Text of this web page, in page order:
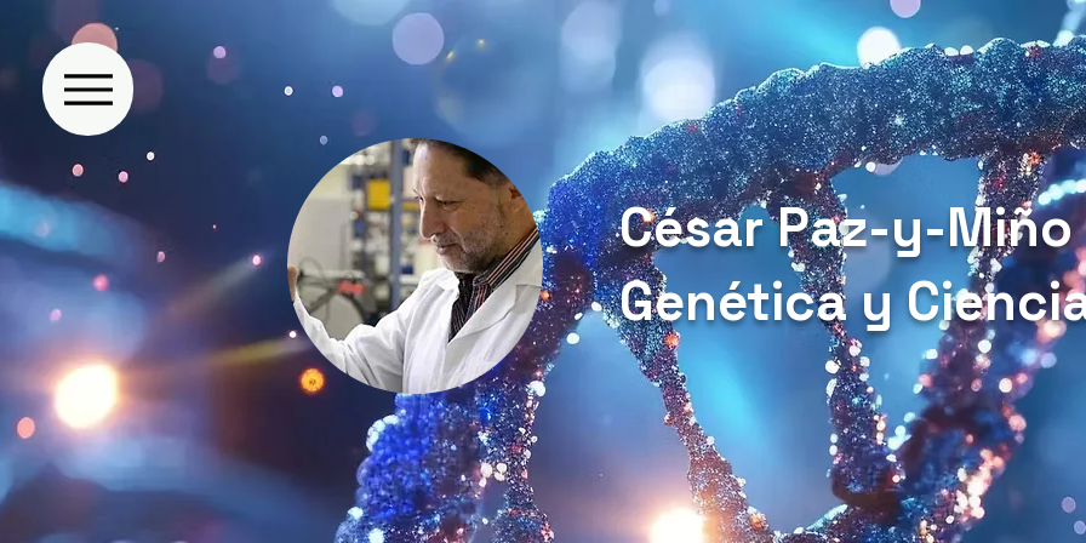
César Paz-y-Miño
Genética y